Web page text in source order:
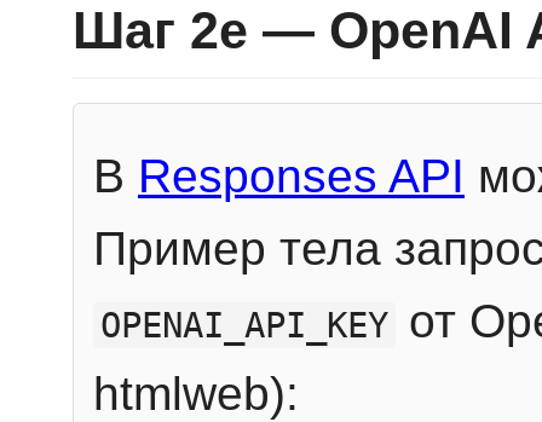
Шаг 2e — OpenAI
В Responses API
Пример тела
OPENAI_API_KEY от
htmlweb):